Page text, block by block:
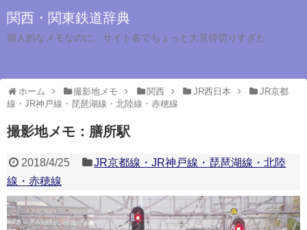
関西・関東鉄道辞典
個人的なメモなのに、サイト名でちょっと大見得切りすぎた
ホーム 撮影地メモ 関西 JR西日本
JR京都
線・JR神戸線・琵琶湖線・北陸線・赤穂線
撮影地メモ：膳所駅
2018/4/25
JR京都線・JR神戸線・琵琶湖線・北陸
線・赤穂線